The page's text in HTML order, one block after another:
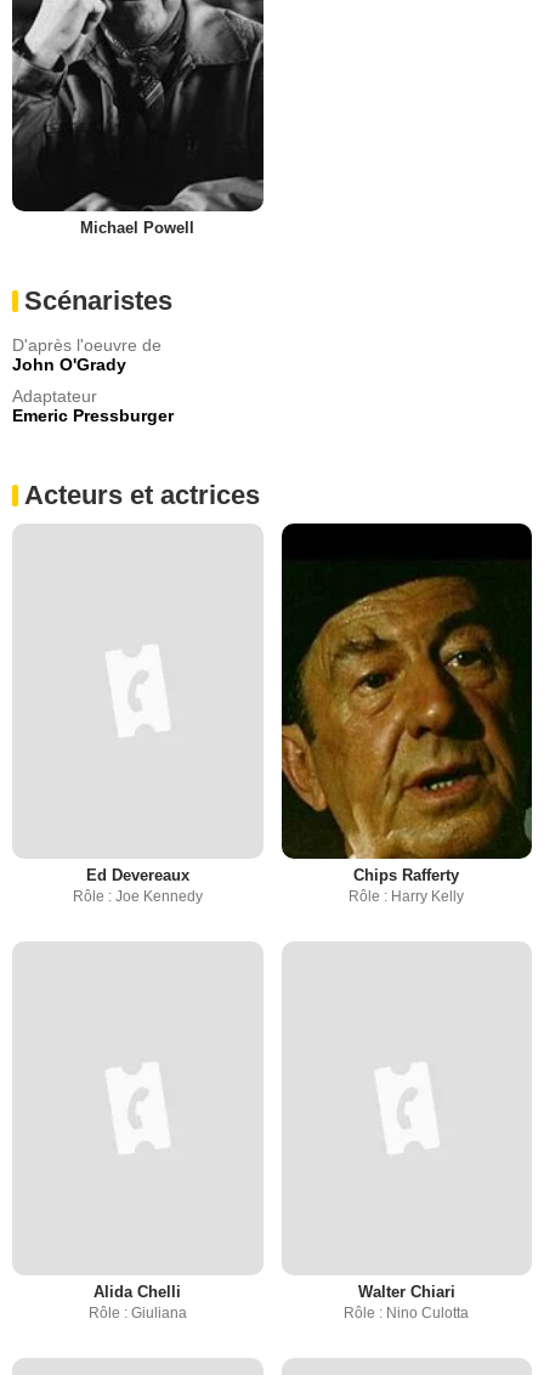
Michael Powell
Scénaristes
D'après l'oeuvre de
John O'Grady
Adaptateur
Emeric Pressburger
Acteurs et actrices
Ed Devereaux
Rôle : Joe Kennedy
Chips Rafferty
Rôle : Harry Kelly
Alida Chelli
Rôle : Giuliana
Walter Chiari
Rôle : Nino Culotta